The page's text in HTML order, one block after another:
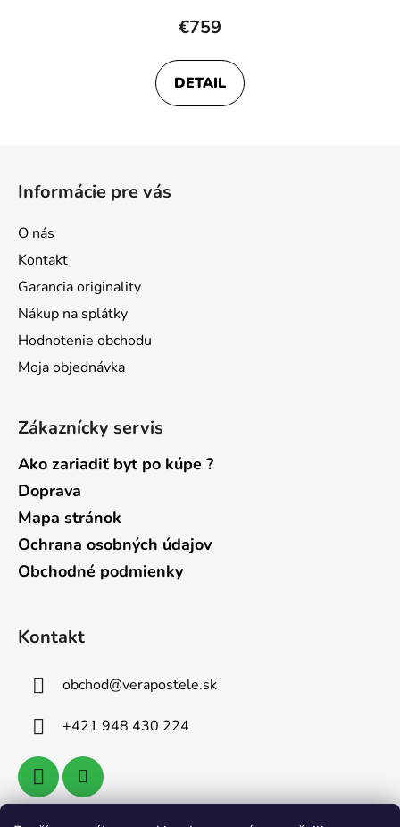
€759
DETAIL
Informácie pre vás
O nás
Kontakt
Garancia originality
Nákup na splátky
Hodnotenie obchodu
Moja objednávka
Zákaznícky servis
Ako zariadiť byt po kúpe ?
Doprava
Mapa stránok
Ochrana osobných údajov
Obchodné podmienky
Kontakt
obchod@verapostele.sk
+421 948 430 224